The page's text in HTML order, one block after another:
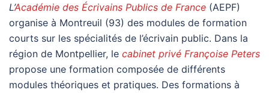
L’Académie des Écrivains Publics de France (AEPF)
organise à Montreuil (93) des modules de formation
courts sur les spécialités de l’écrivain public. Dans la
région de Montpellier, le cabinet privé Françoise Peters
propose une formation composée de différents
modules théoriques et pratiques. Des formations à